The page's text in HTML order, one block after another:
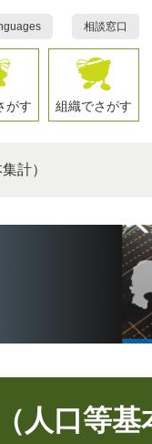
相談窓口
がす 組織でさがす
計）
人口等基